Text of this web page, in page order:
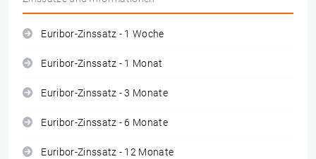
Euribor-Zinssatz - 1 Woche
Euribor-Zinssatz - 1 Monat
Euribor-Zinssatz - 3 Monate
Euribor-Zinssatz - 6 Monate
Euribor-Zinssatz - 12 Monate